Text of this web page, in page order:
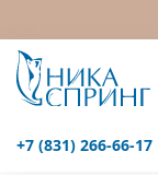
+7 (831) 266-66-17